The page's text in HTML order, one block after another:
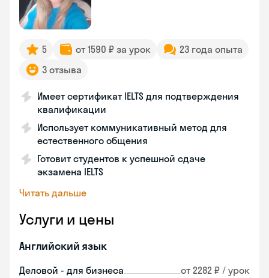
5 от 1590 ₽ за урок
23 года опыта
3 отзыва
Имеет сертификат IELTS для подтверждения
квалификации
Использует коммуникативный метод для
естественного общения
Готовит студентов к успешной сдаче
экзамена IELTS
Читать дальше
Услуги и цены
Английский язык
Деловой - для бизнеса от 2282 ₽ / урок